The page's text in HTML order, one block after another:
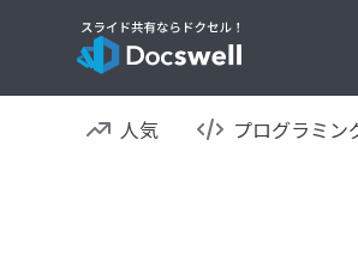
人気 プログラミン